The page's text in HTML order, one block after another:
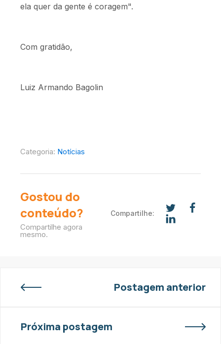
ela quer da gente é coragem".
Com gratidão,
Luiz Armando Bagolin
Categoria: Notícias
Gostou do
conteúdo?
Compartilhe agora
mesmo.
Compartilhe:
Postagem anterior
Próxima postagem